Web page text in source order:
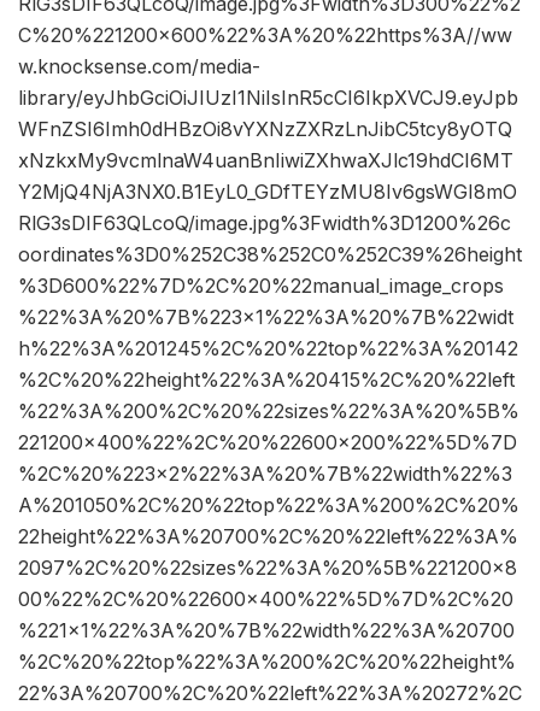
C%20%221200×600%22%3A%20%22https%3A//ww
w.knocksense.com/media-
library/eyJhbGciOiJIUzI1NiIsInR5cCI6IkpXVCJ9.eyJpb
WFnZSI6Imh0dHBzOi8vYXNzZXRzLnJibC5tcy8yOTQ
xNzkxMy9vcmlnaW4uanBnIiwiZXhwaXJlc19hdCI6MT
Y2MjQ4NjA3NX0.B1EyL0_GDfTEYzMU8Iv6gsWGI8mO
RlG3sDIF63QLcoQ/image.jpg%3Fwidth%3D1200%26c
oordinates%3D0%252C38%252C0%252C39%26height
%3D600%22%7D%2C%20%22manual_image_crops
%22%3A%20%7B%223×1%22%3A%20%7B%22widt
h%22%3A%201245%2C%20%22top%22%3A%20142
%2C%20%22height%22%3A%20415%2C%20%22left
%22%3A%200%2C%20%22sizes%22%3A%20%5B%
221200×400%22%2C%20%22600×200%22%5D%7D
%2C%20%223×2%22%3A%20%7B%22width%22%3
A%201050%2C%20%22top%22%3A%200%2C%20%
22height%22%3A%20700%2C%20%22left%22%3A%
2097%2C%20%22sizes%22%3A%20%5B%221200×8
00%22%2C%20%22600×400%22%5D%7D%2C%20
%221×1%22%3A%20%7B%22width%22%3A%20700
%2C%20%22top%22%3A%200%2C%20%22height%
22%3A%20700%2C%20%22left%22%3A%20272%2C